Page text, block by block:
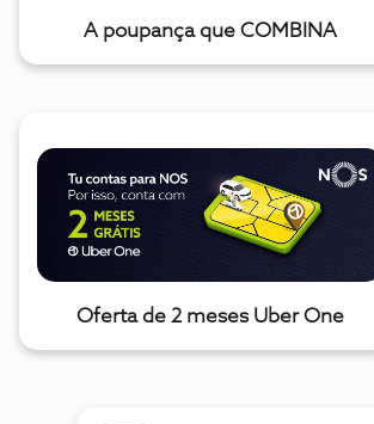
A poupança que COMBINA
Oferta de 2 meses Uber One